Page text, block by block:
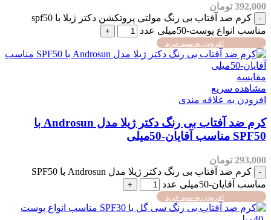
392,000 تومان
کرم ضد آفتاب بی رنگ مولتی پروتکشن دکتر ژیلا با spf50
مناسب انواع پوست-50میلی عدد
افزودن به سبد خرید
مقایسه
مشاهده سریع
افزودن به علاقه مندی
کرم ضد آفتاب بی رنگ دکتر ژیلا مدل Androsun با
SPF50 مناسب آقایان-50میلی
293,000 تومان
کرم ضد آفتاب بی رنگ دکتر ژیلا مدل Androsun با SPF50
مناسب آقایان-50میلی عدد
افزودن به سبد خرید